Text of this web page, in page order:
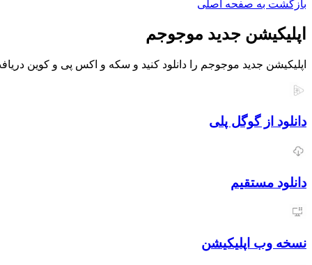
بازگشت به صفحه اصلی
اپلیکیشن جدید موجوجم
اپلیکیشن جدید موجوجم را دانلود کنید و سکه و اکس پی و کوین
دانلود از گوگل پلی
دانلود مستقیم
نسخه وب اپلیکیشن